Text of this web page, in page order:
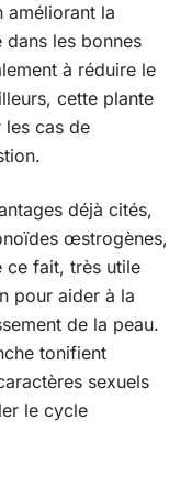
améliorant la
les bonnes
à réduire le
cette plante
les cas de
déjà cités,
œstrogènes,
ce fait, très utile
pour aider à la
de la peau.
tonifient
sexuels
le cycle